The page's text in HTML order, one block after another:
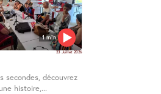
1 min
23 Juillet 2026
secondes, découvrez
histoire,...